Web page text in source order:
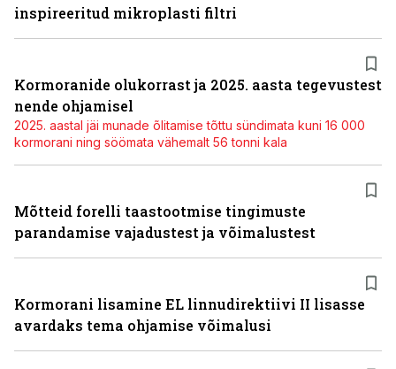
inspireeritud mikroplasti filtri
Kormoranide olukorrast ja 2025. aasta tegevustest
nende ohjamisel
2025. aastal jäi munade õlitamise tõttu sündimata kuni 16 000
kormorani ning söömata vähemalt 56 tonni kala
Mõtteid forelli taastootmise tingimuste
parandamise vajadustest ja võimalustest
Kormorani lisamine EL linnudirektiivi II lisasse
avardaks tema ohjamise võimalusi